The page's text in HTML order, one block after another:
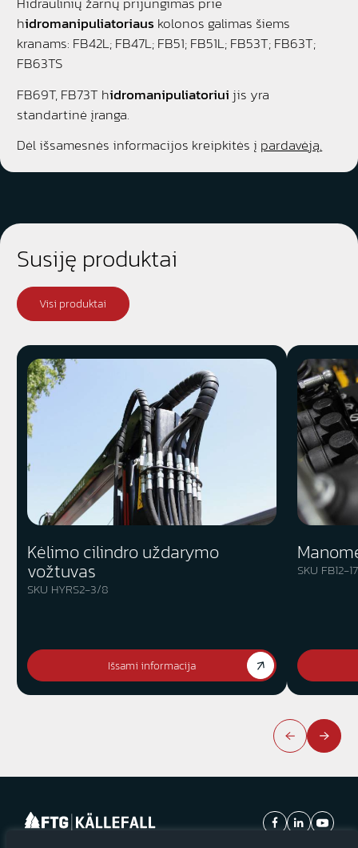
hidromanipuliatoriaus kolonos galimas šiems
kranams: FB42L; FB47L; FB51; FB51L; FB53T; FB63T;
FB63TS
FB69T, FB73T hidromanipuliatoriui jis yra
standartinė įranga.
Dėl išsamesnės informacijos kreipkitės į pardavėją.
Susiję produktai
Visi produktai
Kėlimo cilindro uždarymo
vožtuvas
SKU HYRS2-3/8
Išsami informacija
SKU FB12-